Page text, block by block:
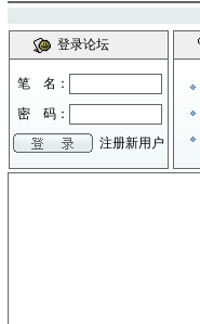
登录论坛
笔 名：
密 码：
注册新用户